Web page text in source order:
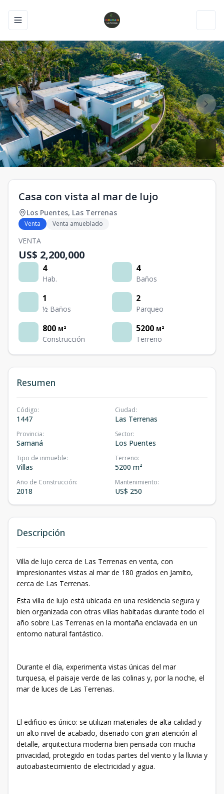
Toggle navigation menu
Casa con vista al mar de lujo
Los Puentes, Las Terrenas
Venta Venta amueblado
VENTA
US$ 2,200,000
4
Hab.
4
Baños
1
½ Baños
2
Parqueo
800 M²
Construcción
5200 M²
Terreno
Resumen
Código:
1447
Ciudad:
Las Terrenas
Provincia:
Samaná
Sector:
Los Puentes
Tipo de inmueble:
Villas
Terreno:
5200 m²
Año de Construcción:
2018
Mantenimiento:
US$ 250
Descripción
Villa de lujo cerca de Las Terrenas en venta, con
impresionantes vistas al mar de 180 grados en Jamito,
cerca de Las Terrenas.
Esta villa de lujo está ubicada en una residencia segura y
bien organizada con otras villas habitadas durante todo el
año sobre Las Terrenas en la montaña enclavada en un
entorno natural fantástico.
Durante el día, experimenta vistas únicas del mar
turquesa, el paisaje verde de las colinas y, por la noche, el
mar de luces de Las Terrenas.
El edificio es único: se utilizan materiales de alta calidad y
un alto nivel de acabado, diseñado con gran atención al
detalle, arquitectura moderna bien pensada con mucha
privacidad, protegido en todas partes del viento y la lluvia y
autoabastecimiento de electricidad y agua.